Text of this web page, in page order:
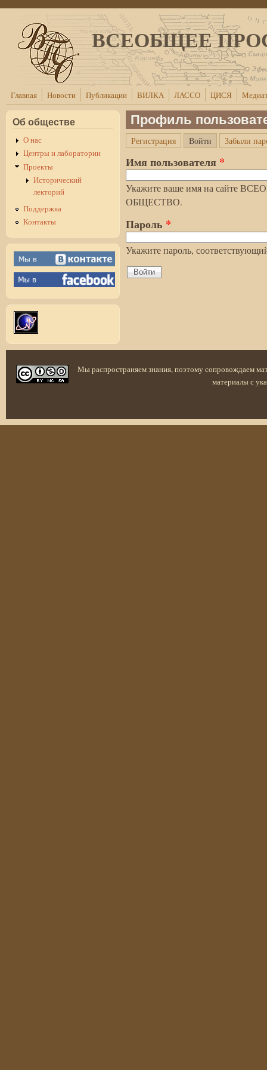
Перейти к основному содержанию
ВСЕОБЩЕЕ
Главная Новости Публикации ВИЛКА ЛАССО ЦИСЯ
Об обществе
О нас
Центры и лаборатории
Проекты
Исторический
лекторий
Поддержка
Контакты
Профиль
Главные вкладки
Регистрация Войти (активная
Забыли
Имя пользователя *
Укажите ваше имя на сайте
ОБЩЕСТВО.
Пароль *
Укажите пароль,
Мы распространяем знания, поэтому сопровождаем
материалы с